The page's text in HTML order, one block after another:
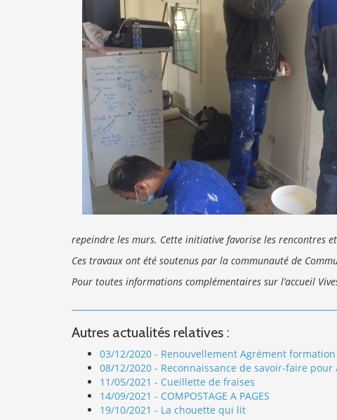
repeindre les murs. Cette initiative favorise les rencontres
Ces travaux ont été soutenus par la communauté de
Pour toutes informations complémentaires sur l’accueil
Autres actualités relatives :
03/12/2020 - Renouvellement Agrément
08/12/2020 - Reconnaissance de savoir-faire pour
11/05/2021 - Cueillette de fraises
14/09/2021 - COMPOSTAGE A PAGES
19/10/2021 - La chouette qui lit